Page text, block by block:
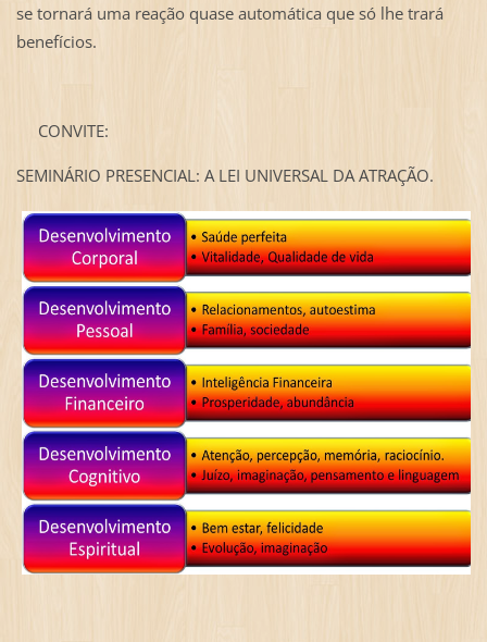
se tornará uma reação quase automática que só lhe trará
benefícios.
CONVITE:
SEMINÁRIO PRESENCIAL: A LEI UNIVERSAL DA ATRAÇÃO.